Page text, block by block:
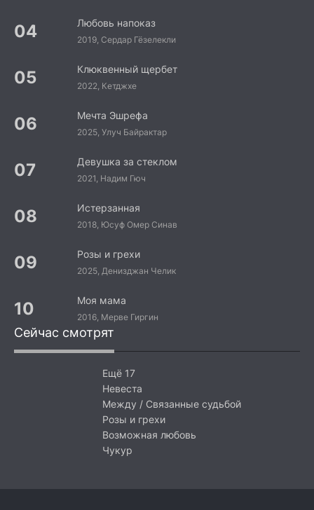
Любовь напоказ
2019, Сердар Гёзелекли
Клюквенный щербет
2022, Кетджхе
Мечта Эшрефа
2025, Улуч Байрактар
Девушка за стеклом
2021, Надим Гюч
Истерзанная
2018, Юсуф Омер Синав
Розы и грехи
2025, Денизджан Челик
Моя мама
2016, Мерве Гиргин
Сейчас смотрят
Ещё 17
Невеста
Между / Связанные судьбой
Розы и грехи
Возможная любовь
Чукур